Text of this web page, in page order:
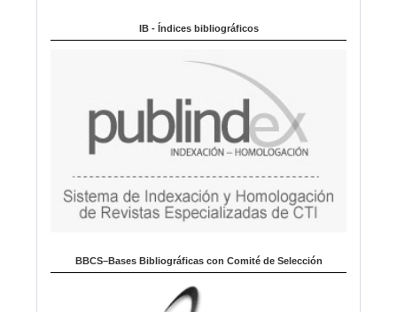
m
IB - Índices bibliográficos
BBCS–Bases Bibliográficas con Comité de Selección